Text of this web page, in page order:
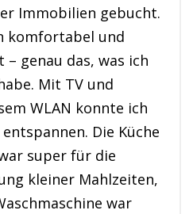
Immobilien gebucht.
komfortabel und
– genau das, was ich
Mit TV und
WLAN konnte ich
Die Küche
super für die
kleiner Mahlzeiten,
war